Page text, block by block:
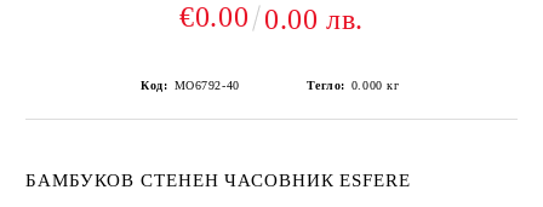
€0.00 0.00 лв.
Код: MO6792-40 Тегло: 0.000 кг
БАМБУКОВ СТЕНЕН ЧАСОВНИК ESFERE